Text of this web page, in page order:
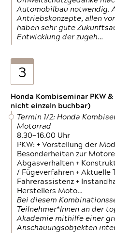
Automobilbau notwendig.
Antriebskonzepte, allen
haben sehr gute
Entwicklung der zugeh…
3
Honda Kombiseminar PKW
nicht einzeln buchbar)
Termin 1/2: Honda
Motorrad
8.30—16.00 Uhr
PKW: + Vorstellung der
Besonderheiten zur
Abgasverhalten +
/ Fügeverfahren + Aktuelle
Fahrerassistenz +
Herstellers Moto…
Bei diesem
Teilnehmer*Innen an der
Akademie mithilfe einer
Anschauungsobjekten